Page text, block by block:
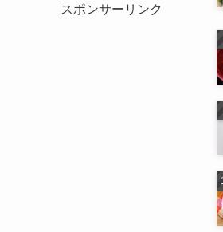
スポンサーリンク